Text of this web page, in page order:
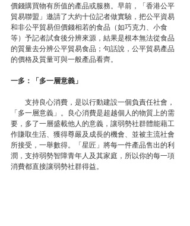
價錢購買物有所值的產品或服務。早前，「香港公平
貿易聯盟」邀請了大約十位記者做實驗，把公平資易
和非公平貿易但價錢相若的食品（如巧克力、小食
等）予記者試食後分辨來源，結果是根本無法從食品
的質量去分辨公平貿易食品；句話說，公平貿易產品
的價格及質量可與一般產品看齊。
一多：「多一層意義」
支持良心消費，是以行動建設一個負責任社會，
「多一層意義」。良心消費是超越個人的物質上的需
要，多了一層盛載他人的意義，讓弱勢社群體能藉工
作賺取生活、獲得尊嚴及成長的機會、並被主流社會
所接受，一舉數得。「星匠」將每一件產品售出的利
潤，支持弱勢智障青年人及其家庭，所以你的每一項
消費都直接讓弱勢社群得益。